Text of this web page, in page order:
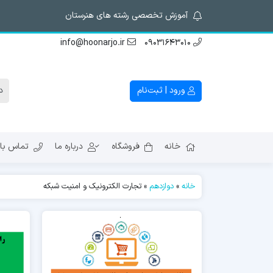
آموزش تخصصی رشته های هنرستان
09031643010
info@hoonarjo.ir
ورود | ثبت‌نام
خانه فروشگاه درباره ما تماس
خانه » دوازدهم » تجارت الکترونیک و امنیت شبکه